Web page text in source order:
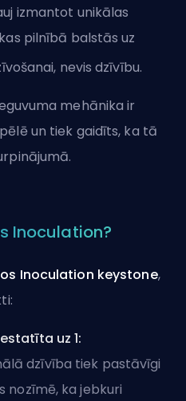
izmantot unikālas
pilnībā balstās uz
nevis dzīvību.
mehānika ir
un tiek gaidīts, ka tā
Inoculation?
Inoculation keystone,
uz 1:
dzīvība tiek pastāvīgi
nozīmē, ka jebkuri